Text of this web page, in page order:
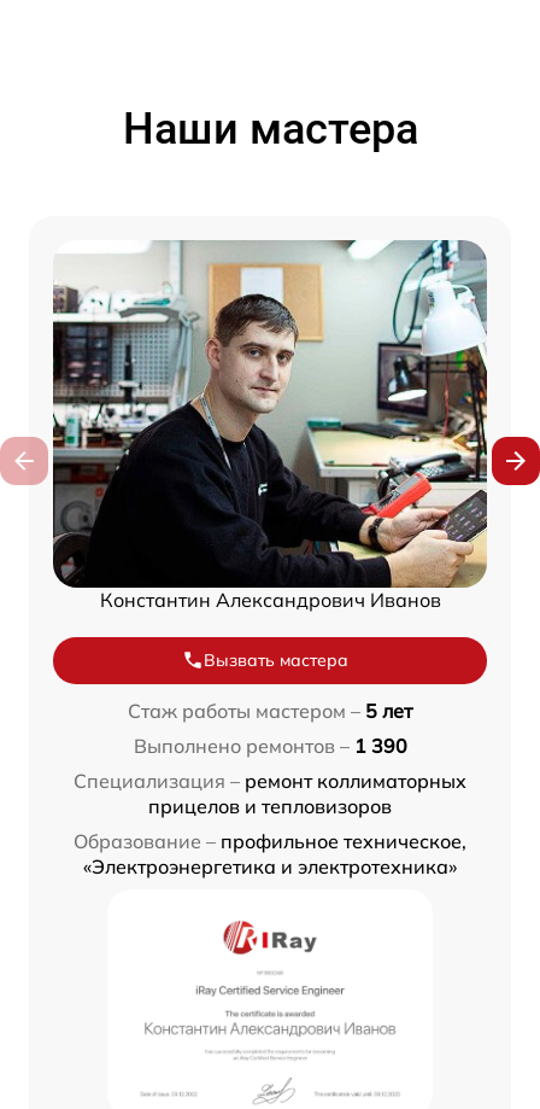
Наши мастера
Константин Александрович Иванов
Вызвать мастера
Стаж работы мастером – 5 лет
Выполнено ремонтов – 1 390
Специализация – ремонт коллиматорных
прицелов и тепловизоров
Образование – профильное техническое,
«Электроэнергетика и электротехника»